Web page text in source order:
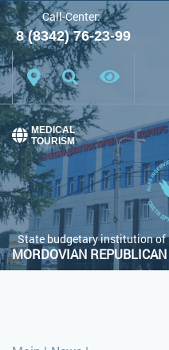
Font: A A A
Color scheme: White scheme
Regular site
Call-Center:
8 (8342) 76-23-99
State budgetary institution of
MORDOVIAN
MEDICAL
TOURISM